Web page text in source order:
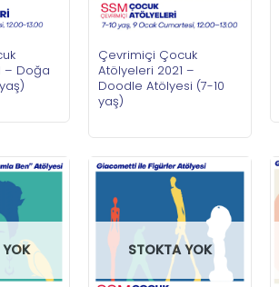
– Doğa
Çevrimiçi Çocuk
Atölyeleri 2021 –
Doodle Atölyesi (7-10
yaş)
STOKTA YOK